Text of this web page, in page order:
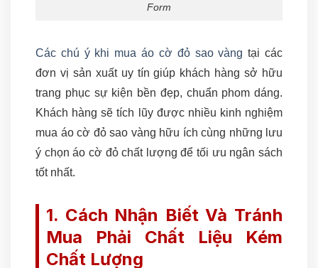
Form
Các chú ý khi mua áo cờ đỏ sao vàng tại các
đơn vị sản xuất uy tín giúp khách hàng sở hữu
trang phục sự kiện bền đẹp, chuẩn phom dáng.
Khách hàng sẽ tích lũy được nhiều kinh nghiệm
mua áo cờ đỏ sao vàng hữu ích cùng những lưu
ý chọn áo cờ đỏ chất lượng để tối ưu ngân sách
tốt nhất.
1. Cách Nhận Biết Và Tránh
Mua Phải Chất Liệu Kém
Chất Lượng